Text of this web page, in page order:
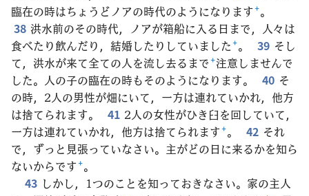
臨在の時はちょうどノアの時代のようになります+。
38 洪水前のその時代，ノアが箱船に入る日まで，人々は
食べたり飲んだり，結婚したりしていました+。 39 そし
て，洪水が来て全ての人を流し去るまで+注意しませんで
した。人の子の臨在の時もそのようになります。
40 そ
の時，2人の男性が畑にいて，一方は連れていかれ，他方
は捨てられます。
41 2人の女性がひき臼を回していて，
一方は連れていかれ，他方は捨てられます+。 42 それ
で，ずっと見張っていなさい。主がどの日に来るかを知ら
ないからです+。
43 しかし，1つのことを知っておきなさい。家の主人